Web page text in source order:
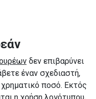
δεν επιβαρύνει
έναν σχεδιαστή,
ποσό. Εκτός
η χρήση λογότυπου,